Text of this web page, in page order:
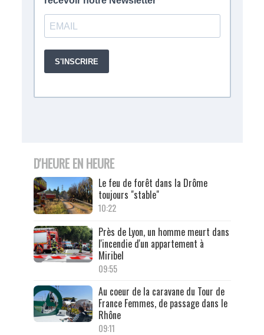
D'HEURE EN HEURE
Le feu de forêt dans la Drôme
toujours "stable"
10:22
Près de Lyon, un homme meurt dans
l'incendie d'un appartement à
Miribel
09:55
Au coeur de la caravane du Tour de
France Femmes, de passage dans le
Rhône
09:11